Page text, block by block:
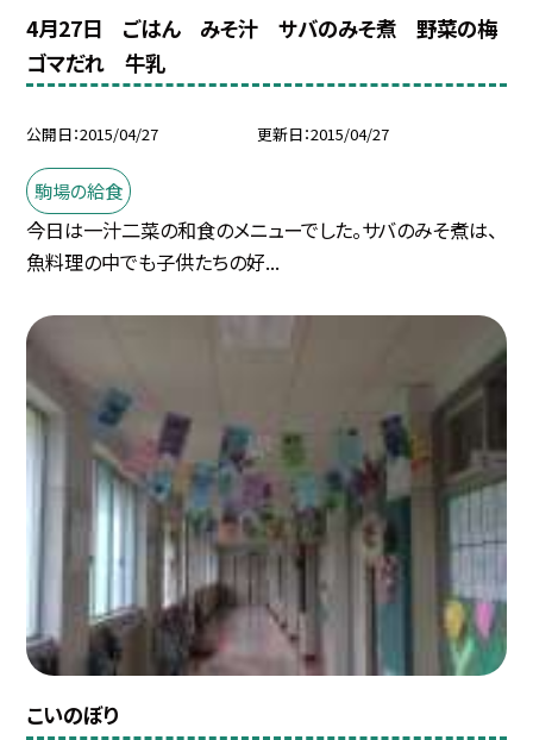
4月27日 ごはん みそ汁 サバのみそ煮 野菜の梅
ゴマだれ 牛乳
公開日 2015/04/27 更新日 2015/04/27
駒場の給食
今日は一汁二菜の和食のメニューでした。サバのみそ煮は、
魚料理の中でも子供たちの好...
こいのぼり